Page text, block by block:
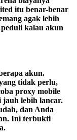
itu benar-benar
agak lebih
kalau akun
akun.
tidak perlu,
proxy mobile
jauh lebih lancar.
dan Anda
Ini terbukti